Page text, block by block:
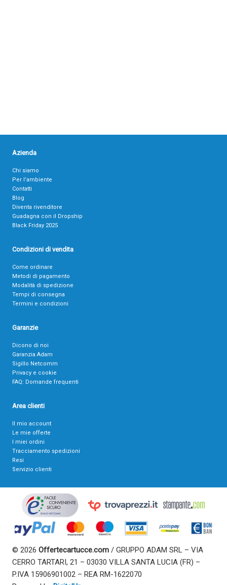
Azienda
Chi siamo
Per l’ambiente
Contatti
Blog
Diventa rivenditore
Guadagna con il Dropship
Black Friday 2025
Condizioni di vendita
Come ordinare
Metodi di pagamento
Modalità di spedizione
Tempi di consegna
Termini e condizioni
Garanzie
Dicono di noi
Garanzia Adam
Sigillo Netcomm
Privacy e cookie
FAQ: Domande frequenti
Area clienti
Il mio account
Le mie offerte
I miei ordini
Tracciamento spedizioni
Resi
Servizio clienti
© 2026 Offertecartucce.com / GRUPPO ADAM SRL – VIA
CERRO TARTARI, 21 – 03030 VILLA SANTA LUCIA (FR) –
P.IVA 15906901002 – REA RM-1622070